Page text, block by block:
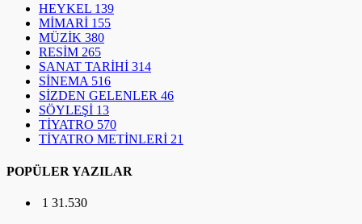
HEYKEL 139
MİMARİ 155
MÜZİK 380
RESİM 265
SANAT TARİHİ 314
SİNEMA 516
SİZDEN GELENLER 46
SÖYLEŞİ 13
TİYATRO 570
TİYATRO METİNLERİ 21
POPÜLER YAZILAR
1 31.530